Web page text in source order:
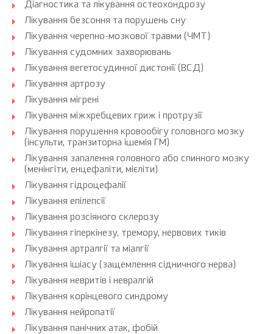
Діагностика та лікування остеохондрозу
Лікування безсоння та порушень сну
Лікування черепно-мозкової травми (ЧМТ)
Лікування судомних захворювань
Лікування вегетосудинної дистонії (ВСД)
Лікування артрозу
Лікування мігрені
Лікування міжхребцевих гриж і протрузії
Лікування порушення кровообігу головного мозку
(інсульти, транзиторна ішемія ГМ)
Лікування запалення головного або спинного мозку
(менінгіти, енцефаліти, мієліти)
Лікування гідроцефалії
Лікування епілепсії
Лікування розсіяного склерозу
Лікування гіперкінезу, тремору, нервових тиків
Лікування артралгії та міалгії
Лікування ішіасу (защемлення сідничного нерва)
Лікування невритів і невралгій
Лікування корінцевого синдрому
Лікування нейропатії
Лікування панічних атак, фобій